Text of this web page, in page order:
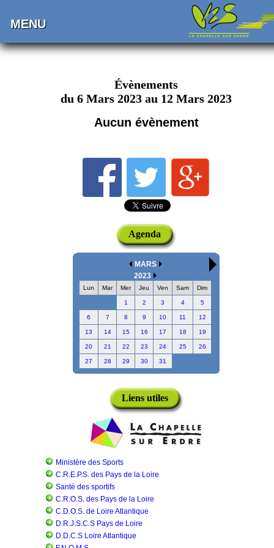
MENU
Évènements
du 6 Mars 2023 au 12 Mars 2023
Aucun évènement
Agenda
MARS
2023
Lun Mar Mer Jeu Ven Sam Dim
1 2 3 4 5
6 7 8 9 10 11 12
13 14 15 16 17 18 19
20 21 22 23 24 25 26
27 28 29 30 31
Liens utiles
Ministère des Sports
C.R.E.P.S. des Pays de la Loire
Santé des sportifs
C.R.O.S. des Pays de la Loire
C.D.O.S. de Loire Atlantique
D.R.J.S.C.S Pays de Loire
D.D.C.S Loire Atlantique